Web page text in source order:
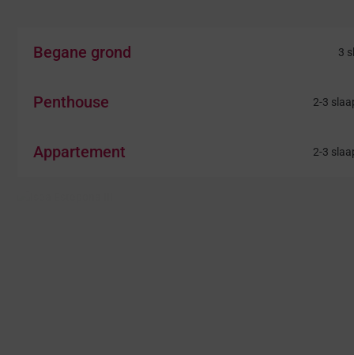
Begane grond 3
Penthouse 2-3
Appartement 2-3